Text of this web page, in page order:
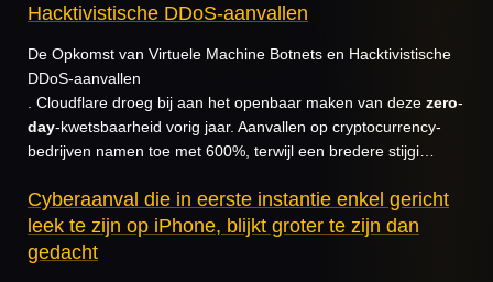
Hacktivistische DDoS-aanvallen
De Opkomst van Virtuele Machine Botnets en Hacktivistische
DDoS-aanvallen
. Cloudflare droeg bij aan het openbaar maken van deze zero-
day-kwetsbaarheid vorig jaar. Aanvallen op cryptocurrency-
bedrijven namen toe met 600%, terwijl een bredere stijgi…
Cyberaanval die in eerste instantie enkel gericht
leek te zijn op iPhone, blijkt groter te zijn dan
gedacht